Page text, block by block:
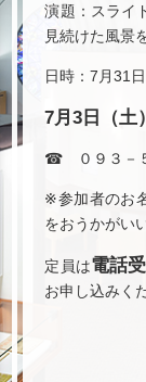
演題：スライ
見続けた風景
日時：7月31
7月3日（土
☎ ０９３－５
※参加者のお
をおうかがい
定員は電話
お申し込みく